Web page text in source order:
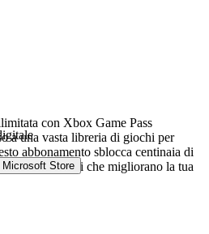
con Xbox Game Pass
a una vasta libreria di giochi per
abbonamento sblocca centinaia di
esclusivi che migliorano la tua
Game Pass Premium
Store